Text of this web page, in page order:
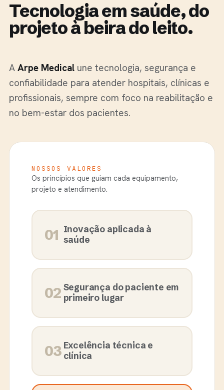
Tecnologia em saúde, do
projeto à beira do leito.
A Arpe Medical une tecnologia, segurança e
confiabilidade para atender hospitais, clínicas e
profissionais, sempre com foco na reabilitação e
no bem-estar dos pacientes.
NOSSOS VALORES
Os princípios que guiam cada equipamento,
projeto e atendimento.
01 Inovação aplicada à
saúde
02 Segurança do paciente em
primeiro lugar
03 Excelência técnica e
clínica